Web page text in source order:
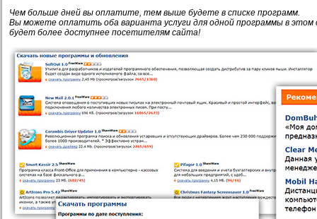
Чем больше дней вы оплатите, тем выше будете в списке программ.
Вы можете оплатить оба варианта услуги для одной программы в этом
будет более доступнее посетителям сайта!